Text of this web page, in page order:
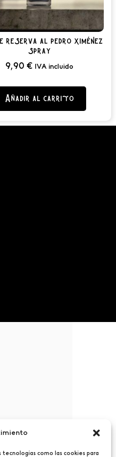
como las cookies para
reserva al pedro ximénez
spray
9,90 € IVA incluido
Añadir al carrito